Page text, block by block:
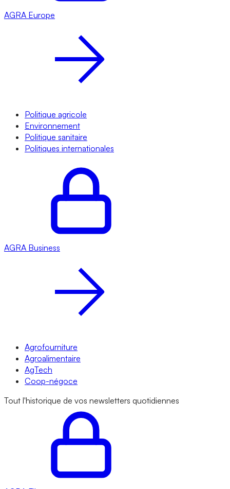
AGRA Europe
Politique agricole
Environnement
Politique sanitaire
Politiques internationales
AGRA Business
Agrofourniture
Agroalimentaire
AgTech
Coop-négoce
Tout l'historique de vos newsletters quotidiennes